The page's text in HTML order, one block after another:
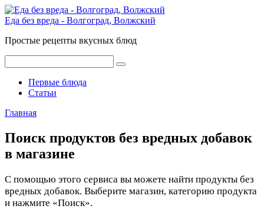
Перейти
к
Еда без вреда - Волгоград, Волжский
Простые рецепты вкусных блюд
Первые блюда
Статьи
Главная
Поиск продуктов без вредных добавок
в магазине
С помощью этого сервиса вы можете найти продукты без
вредных добавок. Выберите магазин, категорию продукта
и нажмите «Поиск».